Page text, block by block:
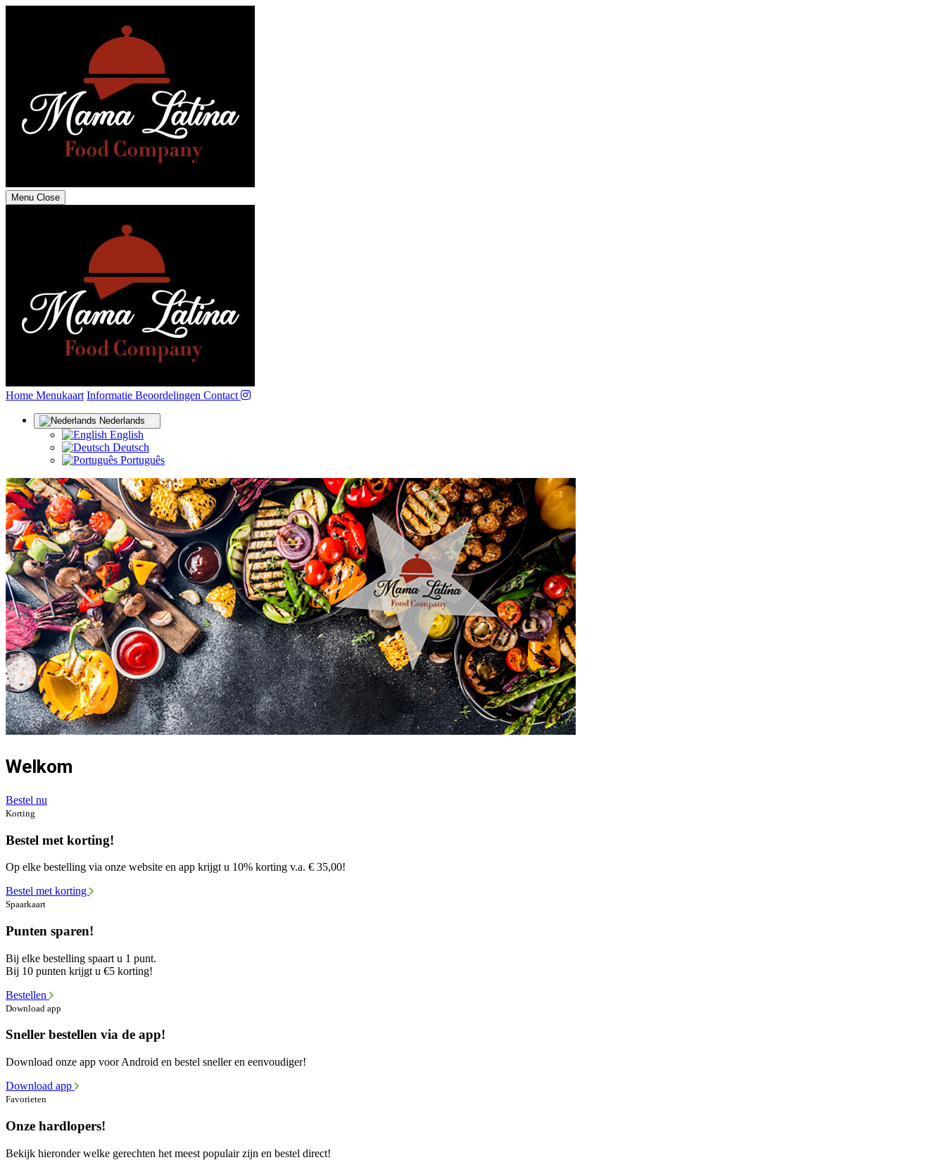
Menu Close
Home (huidige)
Menukaart Informatie Beoordelingen Contact
Nederlands
English
Deutsch
Português
Welkom
Bestel nu
Korting
Bestel met korting!
Op elke bestelling via onze website en app krijgt u 10% korting v.a. € 35,00!
Bestel met korting
Spaarkaart
Punten sparen!
Bij elke bestelling spaart u 1 punt.
Bij 10 punten krijgt u €5 korting!
Bestellen
Download app
Sneller bestellen via de app!
Download onze app voor Android en bestel sneller en eenvoudiger!
Download app
Favorieten
Onze hardlopers!
Bekijk hieronder welke gerechten het meest populair zijn en bestel direct!